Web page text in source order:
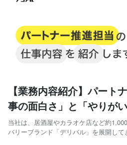
【業務内容紹介】パート
事の面白さ」と「やりが
当社は、居酒屋やカラオケ店など約
バリーブランド「デリバル」を展開し